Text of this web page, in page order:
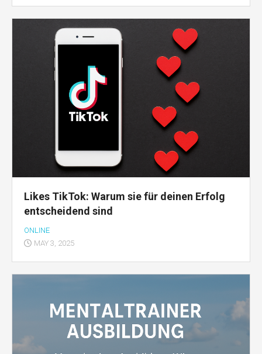
Likes TikTok: Warum sie für deinen Erfolg
entscheidend sind
ONLINE
MAY 3, 2025